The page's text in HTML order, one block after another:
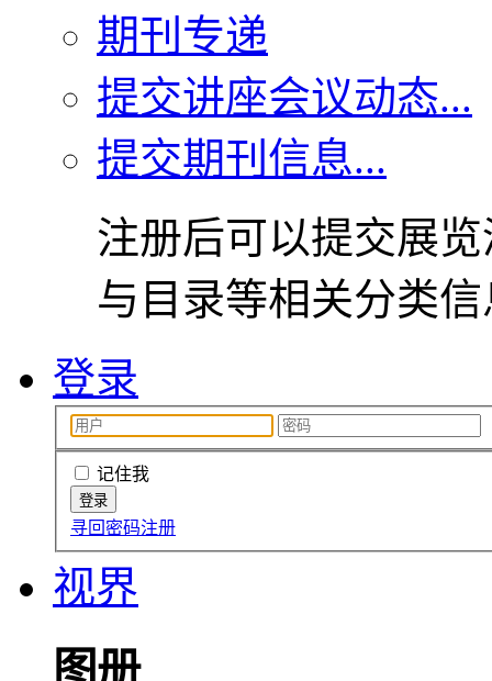
期刊专递
提交讲座会议动态...
提交期刊信息...
注册后可以提交展
与目录等相关分类
登录
记住我
寻回密码注册
视界
图册